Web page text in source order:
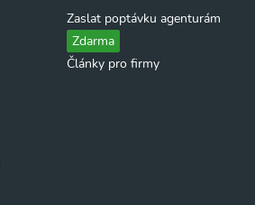
Zaslat poptávku agenturám
Zdarma
Články pro firmy